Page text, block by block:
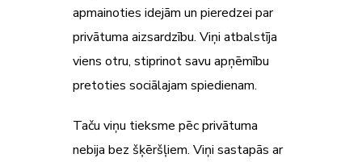
apmainoties idejām un pieredzei par
privātuma aizsardzību. Viņi atbalstīja
viens otru, stiprinot savu apņēmību
pretoties sociālajam spiedienam.
Taču viņu tieksme pēc privātuma
nebija bez šķēršļiem. Viņi sastapās ar